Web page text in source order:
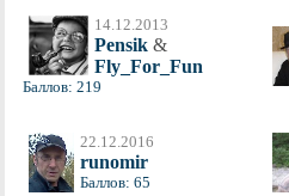
14.12.2013
Pensik &
Fly_For_Fun
Баллов: 219
22.12.2016
runomir
Баллов: 65